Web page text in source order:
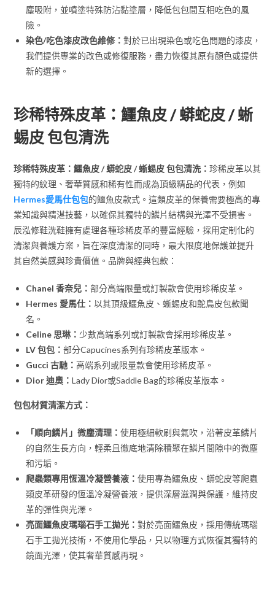
塵吸附，並噴塗特殊防沾黏塗層，降低包包間互相吃色的風
險。
染色/吃色漆皮改色維修：對於已出現染色或吃色問題的漆皮，
我們提供專業的改色或修復服務，盡力恢復其原有顏色或提供
新的選擇。
珍稀特殊皮革：鱷魚皮 / 蟒蛇皮 / 蜥
蜴皮 包包清洗
珍稀特殊皮革：鱷魚皮 / 蟒蛇皮 / 蜥蜴皮 包包清洗：珍稀皮革以其
獨特的紋理、奢華質感和稀有性而成為頂級精品的代表，例如
Hermes愛馬仕包包的鱷魚皮款式。這類皮革的保養需要極高的專
業知識與精湛技藝，以確保其獨特的鱗片結構與光澤不受損害。
辰泓修鞋洗鞋擁有處理各種珍稀皮革的豐富經驗，採用定制化的
清潔與養護方案，旨在深度清潔的同時，最大限度地保護並提升
其自然美感與珍貴價值。品牌與經典包款：
Chanel 香奈兒：部分高端限量或訂製款會使用珍稀皮革。
Hermes 愛馬仕：以其頂級鱷魚皮、蜥蜴皮和鴕鳥皮包款聞
名。
Celine 思琳： 少數高端系列或訂製款會採用珍稀皮革。
LV 包包：部分Capucines系列有珍稀皮革版本。
Gucci 古馳：高端系列或限量款會使用珍稀皮革。
Dior 迪奧：Lady Dior或Saddle Bag的珍稀皮革版本。
包包材質清潔方式：
「順向鱗片」微塵清理：使用極細軟刷與氣吹，沿著皮革鱗片
的自然生長方向，輕柔且徹底地清除積聚在鱗片間隙中的微塵
和污垢。
爬蟲類專用恆溫冷凝營養液：使用專為鱷魚皮、蟒蛇皮等爬蟲
類皮革研發的恆溫冷凝營養液，提供深層滋潤與保護，維持皮
革的彈性與光澤。
亮面鱷魚皮瑪瑙石手工拋光：對於亮面鱷魚皮，採用傳統瑪瑙
石手工拋光技術，不使用化學品，只以物理方式恢復其獨特的
鏡面光澤，使其奢華質感再現。